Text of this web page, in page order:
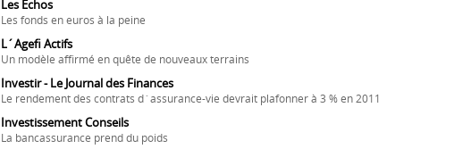
Les Échos
Les fonds en euros à la peine
L´Agefi Actifs
Un modèle affirmé en quête de nouveaux terrains
Investir - Le Journal des Finances
Le rendement des contrats d´assurance-vie devrait plafonner à 3 % en 2011
Investissement Conseils
La bancassurance prend du poids